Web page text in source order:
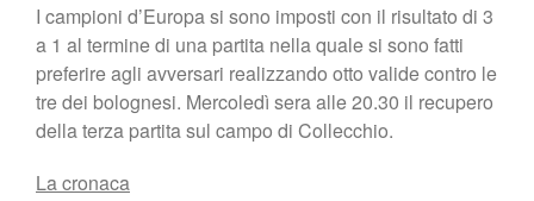
I campioni d’Europa si sono imposti con il risultato di 3
a 1 al termine di una partita nella quale si sono fatti
preferire agli avversari realizzando otto valide contro le
tre dei bolognesi. Mercoledì sera alle 20.30 il recupero
della terza partita sul campo di Collecchio.
La cronaca